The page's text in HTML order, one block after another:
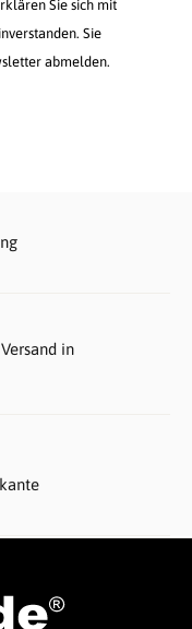
Sie sich mit
Sie
abmelden.
in